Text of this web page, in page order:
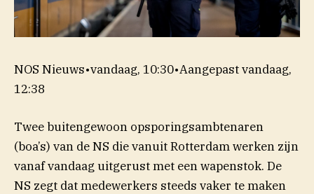
NOS Nieuws•vandaag, 10:30•Aangepastvandaag,
12:38
Twee buitengewoon opsporingsambtenaren
(boa’s) van de NS die vanuit Rotterdam werken zijn
vanaf vandaag uitgerust met een wapenstok. De
NS zegt dat medewerkers steeds vaker te maken